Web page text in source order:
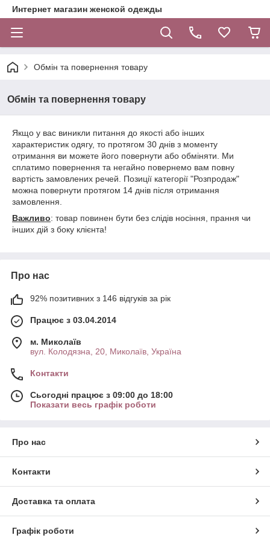
Интернет магазин женской одежды
Обмін та повернення товару
Обмін та повернення товару
Якщо у вас виникли питання до якості або інших
характеристик одягу, то протягом 30 днів з моменту
отримання ви можете його повернути або обміняти. Ми
сплатимо повернення та негайно повернемо вам повну
вартість замовлених речей. Позиції категорії "Розпродаж"
можна повернути протягом 14 днів після отримання
замовлення.
Важливо: товар повинен бути без слідів носіння, прання чи
інших дій з боку клієнта!
Про нас
92% позитивних з 146 відгуків за рік
Працює з 03.04.2014
м. Миколаїв
вул. Колодязна, 20, Миколаїв, Україна
Контакти
Сьогодні працює з 09:00 до 18:00
Показати весь графік роботи
Про нас
Контакти
Доставка та оплата
Графік роботи